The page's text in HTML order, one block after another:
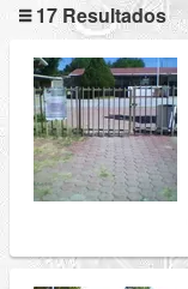
17 Resultados